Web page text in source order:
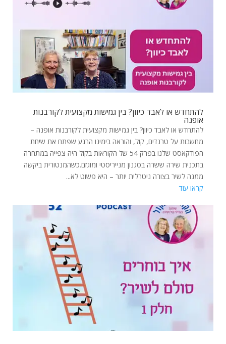
להתחדש או לאבד כיוון? בין גמישות מקצועית לקורבנות
אופנה
להתחדש או לאבד כיוון? בין גמישות מקצועית לקורבנות אופנה –
מחשבות על טרנדים, קול, והוראה בימינו הרגע שפתח את שיחת
הפודקאסט שלנו בפרק 54 של הקוראות בקול היה צפייה במתחרה
בתכנית שירה ששרה בסגנון מנייריסטי ומוגזם.כשהמנטורית ביקשה
ממנה לשיר בצורה ניטרלית יותר – היא פשוט לא...
קראו עוד